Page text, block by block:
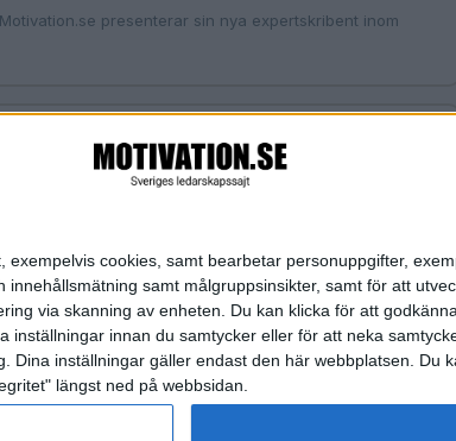
cookies, samt bearbetar personuppgifter,
samt målgruppsinsikter, samt för att
via skanning av enheten. Du kan klicka för att
innan du samtycker eller för att neka
inställningar gäller endast den här webbplatsen.
längst ned på webbsidan.
presenterar sin nya expertskribent inom